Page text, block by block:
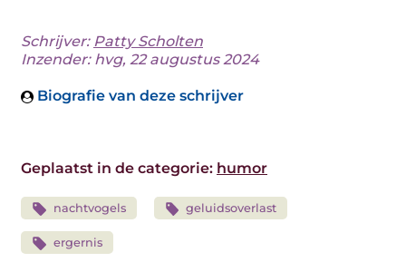
Schrijver: Patty Scholten
Inzender: hvg, 22 augustus 2024
Biografie van deze schrijver
Geplaatst in de categorie: humor
nachtvogels geluidsoverlast
ergernis